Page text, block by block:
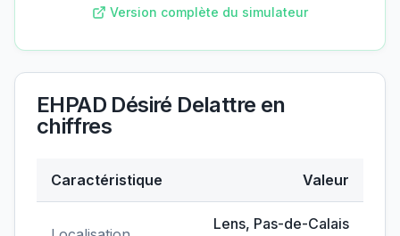
Version complète du simulateur
EHPAD Désiré Delattre en
chiffres
Caractéristique Valeur
Lens, Pas-de-Calais